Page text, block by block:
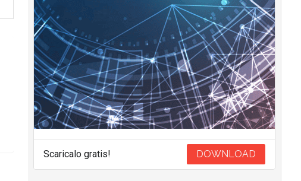
Scaricalo gratis! DOWNLOAD